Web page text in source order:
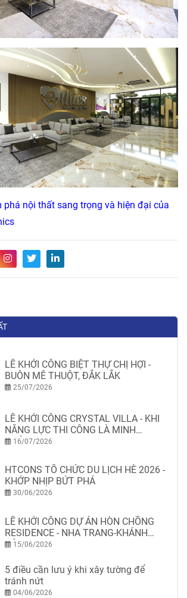
phá nội thất sang trọng và hiện đại của
LỄ KHỞI CÔNG BIỆT THỰ CHỊ HỢI -
BUÔN MÊ THUỘT, ĐẮK LẮK
25/07/2026
LỄ KHỞI CÔNG CRYSTAL VILLA - KHI
NĂNG LỰC THI CÔNG LÀ MINH
CHỨNG
16/07/2026
HTCONS TỔ CHỨC DU LỊCH HÈ 2026 -
KHỚP NHỊP BỨT PHÁ
30/06/2026
LỄ KHỞI CÔNG DỰ ÁN HÒN CHỒNG
RESIDENCE - NHA TRANG-KHÁNH
HÒA15/06/2026
5 điều cần lưu ý khi xây tường để
tránh nứt
04/06/2026